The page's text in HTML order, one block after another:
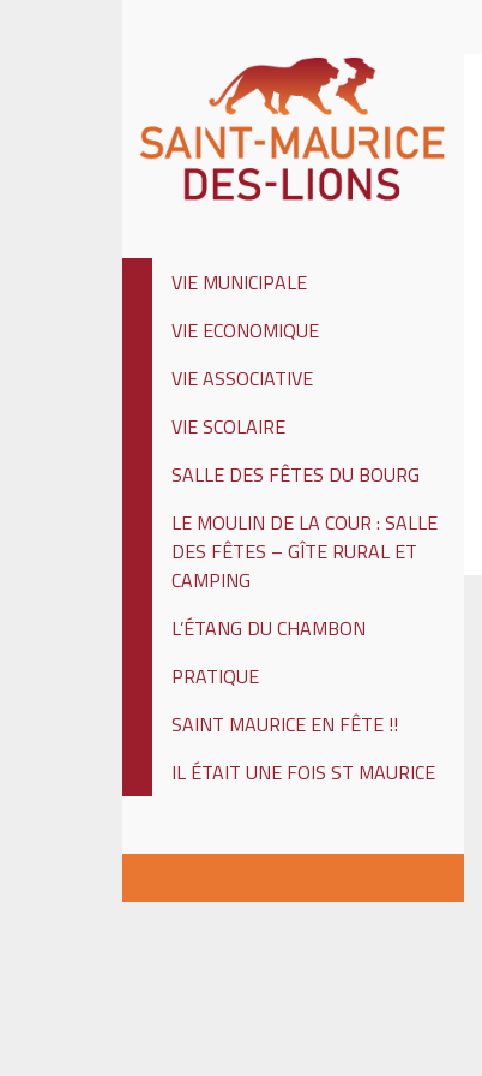
VIE MUNICIPALE
VIE ECONOMIQUE
VIE ASSOCIATIVE
VIE SCOLAIRE
SALLE DES FÊTES DU BOURG
LE MOULIN DE LA COUR : SALLE
DES FÊTES – GÎTE RURAL ET
CAMPING
L’ÉTANG DU CHAMBON
PRATIQUE
SAINT MAURICE EN FÊTE !!
IL ÉTAIT UNE FOIS ST MAURICE